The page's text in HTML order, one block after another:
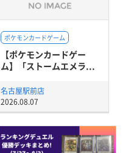
ポケモンカードゲーム
【ポケモンカードゲー
ム】「ストームエメラ...
名古屋駅前店
2026.08.07